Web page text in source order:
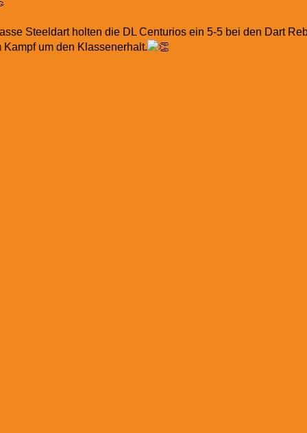
Steeldart holten die DL Centurios ein 5-5 bei den Dart
um den Klassenerhalt.